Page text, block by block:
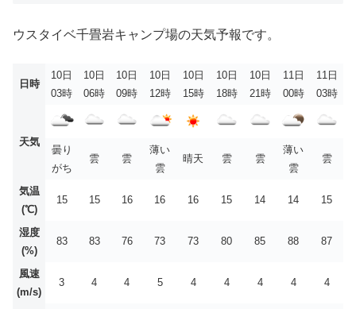
ウスタイベ千畳岩キャンプ場の天気予報です。
日時
10日
03時
10日
06時
10日
09時
10日
12時
10日
15時
10日
18時
10日
21時
11日
00時
11日
03時
天気
曇り
がち
雲 雲
薄い
雲
晴天 雲 雲
薄い
雲
雲
気温
(℃)
15 15 16 16 16 15 14 14 15
湿度
(%)
83 83 76 73 73 80 85 88 87
風速
(m/s)
3 4 4 5 4 4 4 4 4